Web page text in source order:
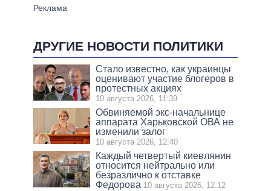
ДРУГИЕ НОВОСТИ ПОЛИТИКИ
Стало известно, как украинцы
оценивают участие блогеров в
протестных акциях
10 августа 2026, 11:39
Обвиняемой экс-начальнице
аппарата Харьковской ОВА не
изменили залог
10 августа 2026, 12:40
Каждый четвертый киевлянин
относится нейтрально или
безразлично к отставке
Федорова 10 августа 2026, 12:12